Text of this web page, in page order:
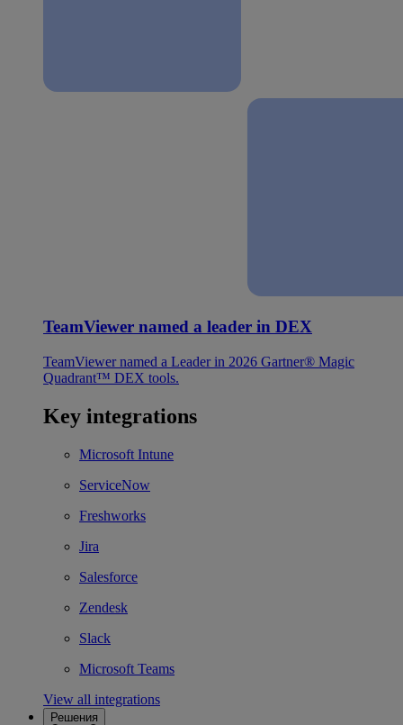
TeamViewer named a leader in DEX
TeamViewer named a Leader in 2026 Gartner® Magic
Quadrant™ DEX tools.
Key integrations
Microsoft Intune
ServiceNow
Freshworks
Jira
Salesforce
Zendesk
Slack
Microsoft Teams
View all integrations
Решения